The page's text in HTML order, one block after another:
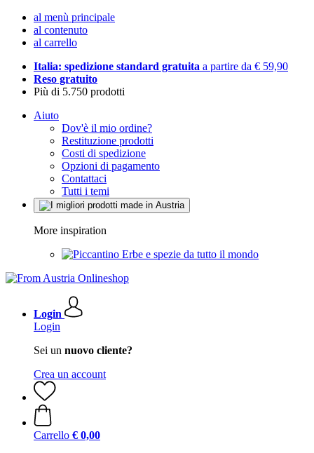
al menù principale
al contenuto
al carrello
Italia: spedizione standard gratuita a partire da € 59,90
Reso gratuito
Più di 5.750 prodotti
Aiuto
Dov'è il mio ordine?
Restituzione prodotti
Costi di spedizione
Opzioni di pagamento
Contattaci
Tutti i temi
More inspiration
Erbe e spezie da tutto il mondo
Login
Login
Sei un nuovo cliente?
Crea un account
Carrello € 0,00